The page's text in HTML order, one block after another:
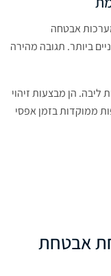
אבטחה
ביותר. תגובה מהירה
ליבה. הן מבצעות זיהוי
ממוקדות בזמן אפסי
אבטחת